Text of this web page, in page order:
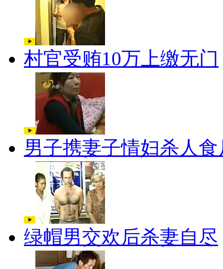
村官受贿10万上缴无门
男子携妻子情妇杀人食
绿帽男交欢后杀妻自尽